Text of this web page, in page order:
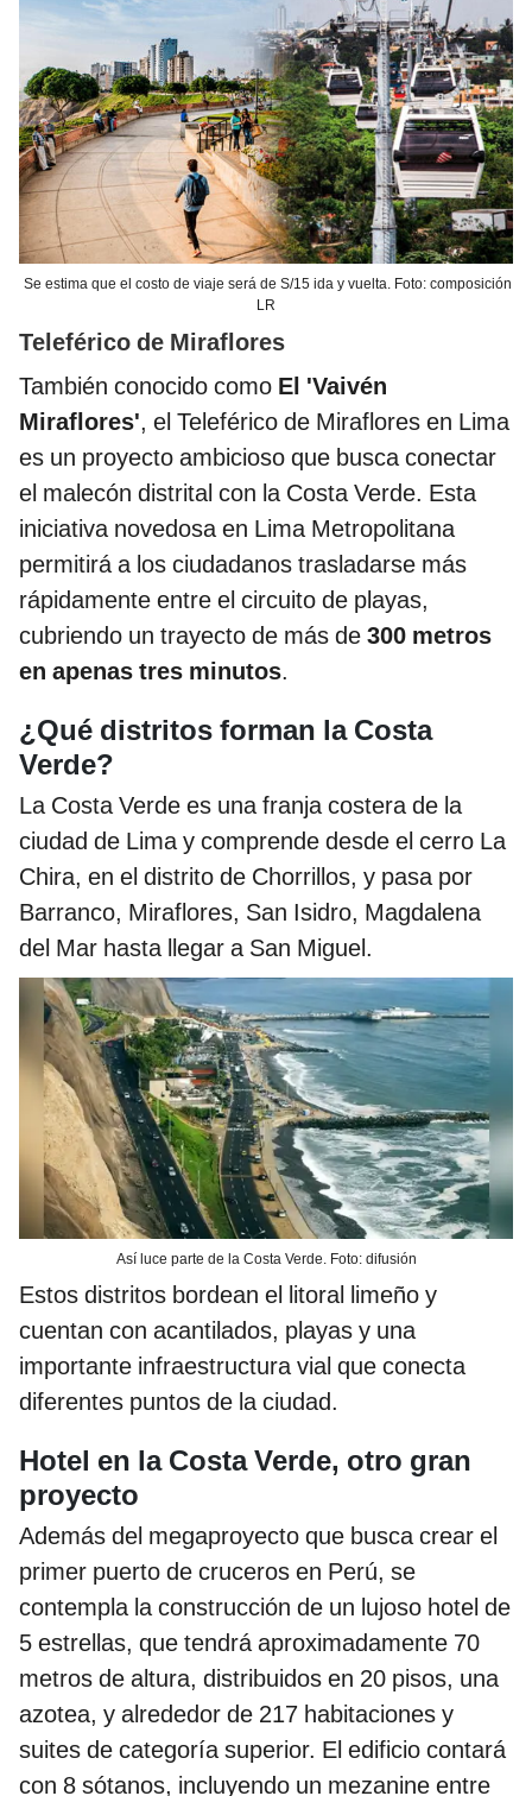
Se estima que el costo de viaje será de S/15 ida y vuelta. Foto: composición
LR
Teleférico de Miraflores
También conocido como El 'Vaivén
Miraflores', el Teleférico de Miraflores en Lima
es un proyecto ambicioso que busca conectar
el malecón distrital con la Costa Verde. Esta
iniciativa novedosa en Lima Metropolitana
permitirá a los ciudadanos trasladarse más
rápidamente entre el circuito de playas,
cubriendo un trayecto de más de 300 metros
en apenas tres minutos.
¿Qué distritos forman la Costa
Verde?
La Costa Verde es una franja costera de la
ciudad de Lima y comprende desde el cerro La
Chira, en el distrito de Chorrillos, y pasa por
Barranco, Miraflores, San Isidro, Magdalena
del Mar hasta llegar a San Miguel.
Así luce parte de la Costa Verde. Foto: difusión
Estos distritos bordean el litoral limeño y
cuentan con acantilados, playas y una
importante infraestructura vial que conecta
diferentes puntos de la ciudad.
Hotel en la Costa Verde, otro gran
proyecto
Además del megaproyecto que busca crear el
primer puerto de cruceros en Perú, se
contempla la construcción de un lujoso hotel de
5 estrellas, que tendrá aproximadamente 70
metros de altura, distribuidos en 20 pisos, una
azotea, y alrededor de 217 habitaciones y
suites de categoría superior. El edificio contará
con 8 sótanos, incluyendo un mezanine entre